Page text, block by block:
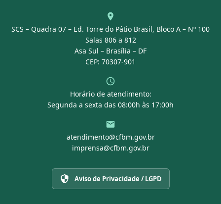
Portal Transparência
SCS – Quadra 07 – Ed. Torre do Pátio Brasil, Bloco A – Nº 100
Salas 806 a 812
Asa Sul – Brasília – DF
CEP: 70307-901
Horário de atendimento:
Segunda a sexta das 08:00h às 17:00h
atendimento@cfbm.gov.br
imprensa@cfbm.gov.br
Aviso de Privacidade / LGPD